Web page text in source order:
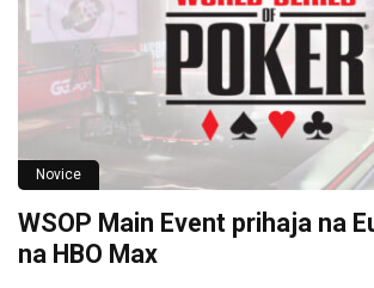
Novice
WSOP Main Event prihaja na
na HBO Max